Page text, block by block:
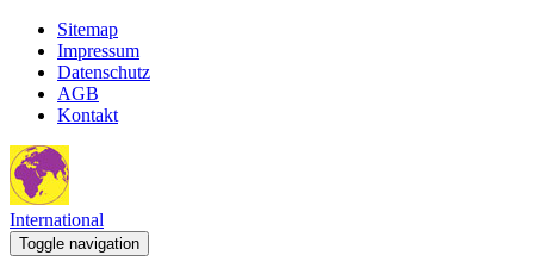
Sitemap
Impressum
Datenschutz
AGB
Kontakt
International
Toggle navigation